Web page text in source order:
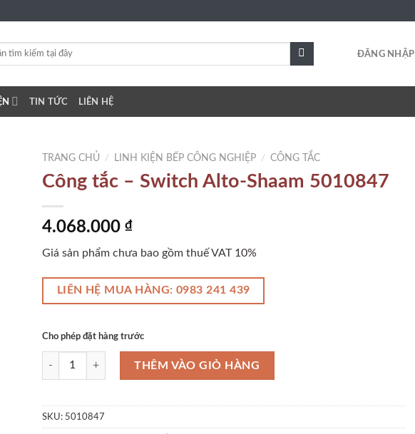
ĐĂNG NHẬP
TIN TỨC LIÊN HỆ
TRANG CHỦ / LINH KIỆN BẾP CÔNG NGHIỆP / CÔNG TẮC
Công tắc – Switch Alto-Shaam 5010847
4.068.000 ₫
Giá sản phẩm chưa bao gồm thuế VAT 10%
LIÊN HỆ MUA HÀNG: 0983 241 439
Cho phép đặt hàng trước
Công tắc - Switch Alto-Shaam 5010847 số lượng
THÊM VÀO GIỎ HÀNG
SKU: 5010847